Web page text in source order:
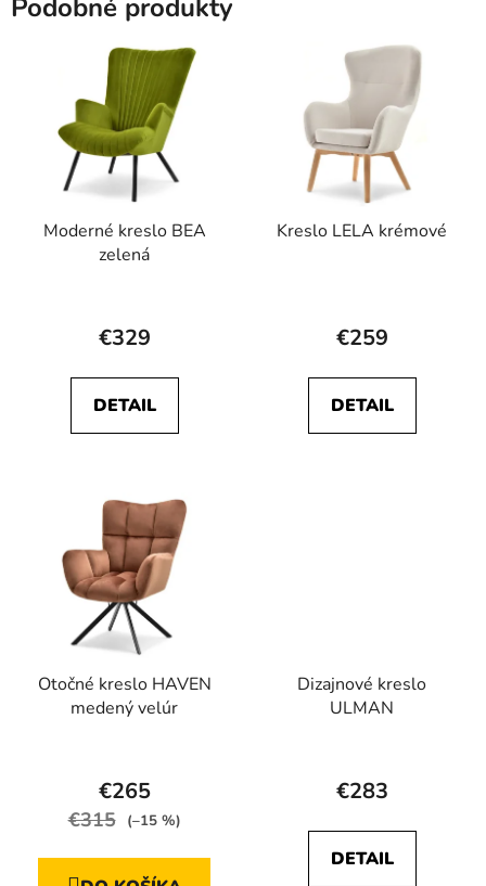
Podobné produkty
Moderné kreslo BEA
zelená
€329
DETAIL
Kreslo LELA krémové
€259
DETAIL
Otočné kreslo HAVEN
medený velúr
hodnotenie
produktu
€265
€315 (–15 %)
Dizajnové kreslo
ULMAN
€283
DETAIL